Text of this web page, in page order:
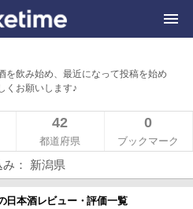
を飲み始め、最近になって投稿を始め
くお願いします♪
42
都道府県
0
ブックマーク
み： 新潟県
日本酒レビュー・評価一覧